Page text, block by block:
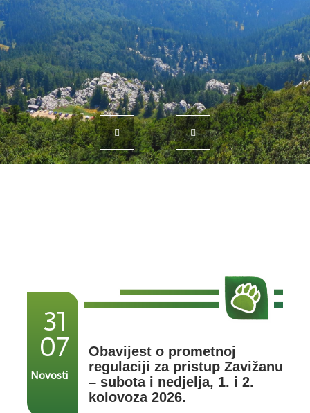
31
07
Obavijest o prometnoj
regulaciji za pristup Zavižanu
– subota i nedjelja, 1. i 2.
kolovoza 2026.
Novosti